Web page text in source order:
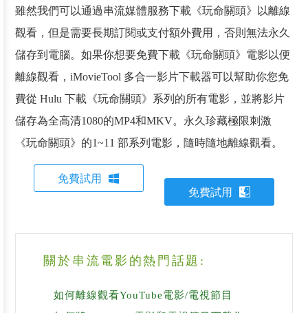
雖然我們可以通過串流媒體服務下載《玩命關頭》以離線
觀看，但是需要長期訂閱或支付額外費用，否則無法永久
儲存到電腦。如果你想要免費下載《玩命關頭》電影以便
離線觀看，iMovieTool 多合一影片下載器可以幫助你您免
費從 Hulu 下載《玩命關頭》系列的所有電影，並將影片
儲存為全高清1080的MP4和MKV。永久珍藏極限刺激
《玩命關頭》的1~11 部系列電影，隨時隨地離線觀看。
免費試用
免費試用
關於串流電影的熱門話題:
如何離線觀看YouTube電影/電視節目